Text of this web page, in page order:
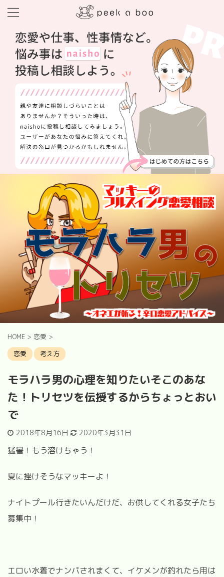
HOME > 恋愛 >
恋愛
考え方
モラハラ男の心理を知りたいそこのあな
た！トリセツを伝授するからちょっとおい
で
2018年8月16日 2020年3月31日
猛暑！もう溶けちゃう！
夏に挫けそうなマッキーよ！
ナイトプール行きたいんだけだ、お供してくれる女子たち
募集中！
エロい水着でナンパされまくて、イケメンが釣れたら用は